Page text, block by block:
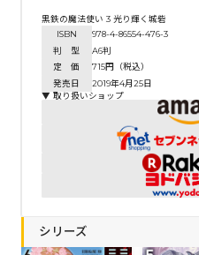
黒鉄の魔法使い 3 光り輝く城砦
ISBN
978-4-86554-476-3
判 型
A6判
定 価
715円（税込）
発売日
2019年4月25日
▼ 取り扱いショップ
シリーズ